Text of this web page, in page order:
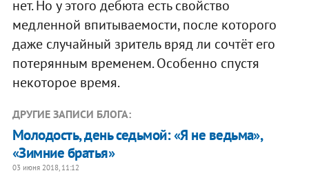
нет. Но у этого дебюта есть свойство
медленной впитываемости, после которого
даже случайный зритель вряд ли сочтёт его
потерянным временем. Особенно спустя
некоторое время.
ДРУГИЕ ЗАПИСИ БЛОГА:
​Молодость, день седьмой: «Я не ведьма»,
«Зимние братья»
03 июня 2018, 11:12